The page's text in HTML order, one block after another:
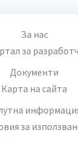
За нас
за
Документи
Карта на сайта
за